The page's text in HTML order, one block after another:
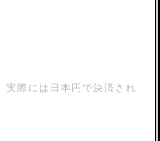
際には日本円で決済され